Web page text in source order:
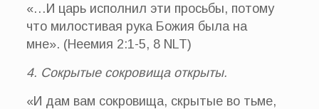
«…И царь исполнил эти просьбы, потому
что милостивая рука Божия была на
мне». (Неемия 2:1-5, 8 NLT)
4. Сокрытые сокровища открыты.
«И дам вам сокровища, скрытые во тьме,